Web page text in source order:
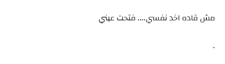
مش قاده اخد نفسي.... فتحت عيني
.